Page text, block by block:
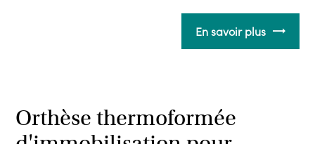
En savoir plus
Orthèse thermoformée